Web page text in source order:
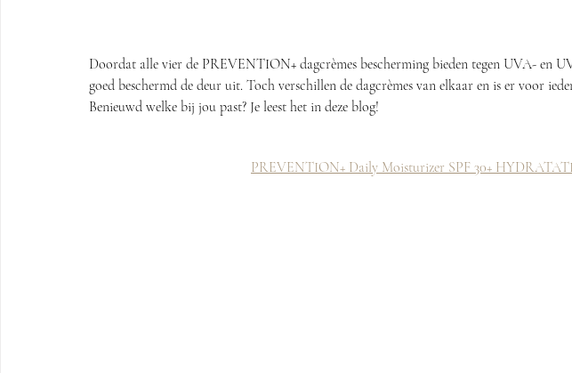
Doordat alle vier de PREVENTION+ dagcrèmes bescherming bieden tegen UVA- en
goed beschermd de deur uit. Toch verschillen de dagcrèmes van elkaar en is er voor
Benieuwd welke bij jou past? Je leest het in deze blog!
PREVENTION+ Daily Moisturizer SPF 30+